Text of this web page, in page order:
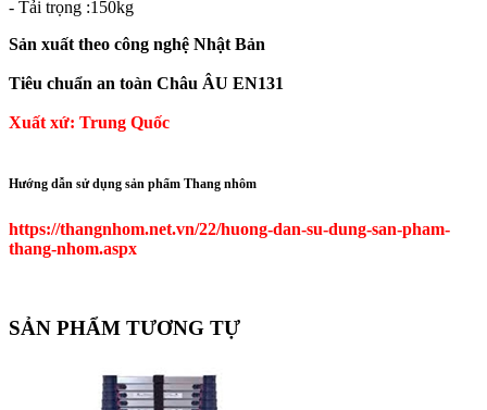
- Tải trọng :150kg
Sản xuất theo công nghệ Nhật Bản
Tiêu chuẩn an toàn Châu ÂU EN131
Xuất xứ: Trung Quốc
Hướng dẫn sử dụng sản phẩm Thang nhôm
https://thangnhom.net.vn/22/huong-dan-su-dung-san-pham-
thang-nhom.aspx
SẢN PHẨM TƯƠNG TỰ